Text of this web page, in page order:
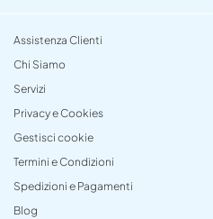
Assistenza Clienti
Chi Siamo
Servizi
Privacy e Cookies
Gestisci cookie
Termini e Condizioni
Spedizioni e Pagamenti
Blog